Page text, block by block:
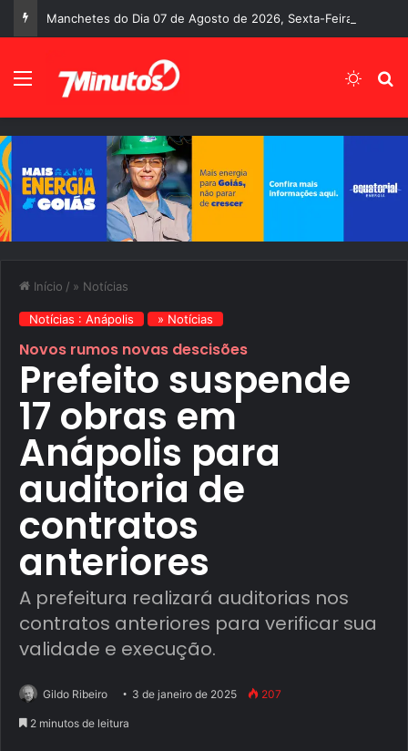
Manchetes do Dia 07 de Agosto de 2026, Sexta-Feira
Menu
Início / » Notícias
Notícias : Anápolis » Notícias
Novos rumos novas descisões
Prefeito suspende
17 obras em
Anápolis para
auditoria de
contratos
anteriores
A prefeitura realizará auditorias nos
contratos anteriores para verificar sua
validade e execução.
Gildo Ribeiro 3 de janeiro de 2025 207
2 minutos de leitura